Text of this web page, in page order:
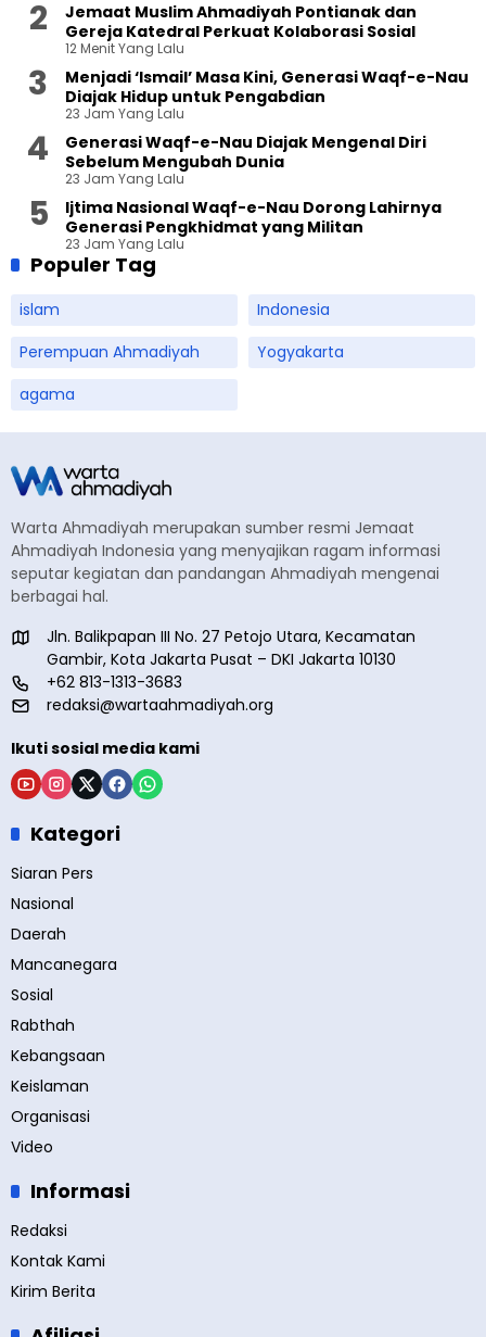
Jemaat Muslim Ahmadiyah Pontianak dan
Gereja Katedral Perkuat Kolaborasi Sosial
12 Menit Yang Lalu
Menjadi ‘Ismail’ Masa Kini, Generasi Waqf-e-Nau
Diajak Hidup untuk Pengabdian
23 Jam Yang Lalu
Generasi Waqf-e-Nau Diajak Mengenal Diri
Sebelum Mengubah Dunia
23 Jam Yang Lalu
Ijtima Nasional Waqf-e-Nau Dorong Lahirnya
Generasi Pengkhidmat yang Militan
23 Jam Yang Lalu
Populer Tag
islam
Indonesia
Perempuan Ahmadiyah
Yogyakarta
agama
Warta Ahmadiyah merupakan sumber resmi Jemaat
Ahmadiyah Indonesia yang menyajikan ragam informasi
seputar kegiatan dan pandangan Ahmadiyah mengenai
berbagai hal.
Jln. Balikpapan III No. 27 Petojo Utara, Kecamatan
Gambir, Kota Jakarta Pusat – DKI Jakarta 10130
+62 813-1313-3683
redaksi@wartaahmadiyah.org
Ikuti sosial media kami
Kategori
Siaran Pers
Nasional
Daerah
Mancanegara
Sosial
Rabthah
Kebangsaan
Keislaman
Organisasi
Video
Informasi
Redaksi
Kontak Kami
Kirim Berita